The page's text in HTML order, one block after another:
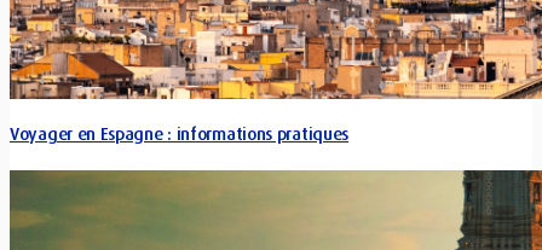
Voyager en Espagne : informations pratiques